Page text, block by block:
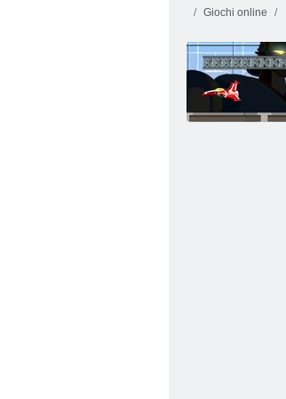
Giochi online